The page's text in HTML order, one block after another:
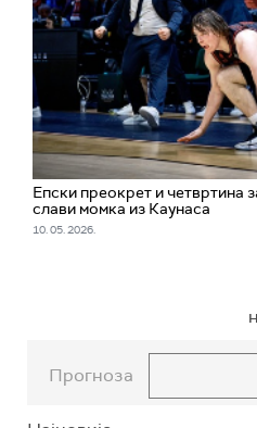
Епски преокрет и четвртина
слави момка из Каунаса
10. 05. 2026.
Прогноза